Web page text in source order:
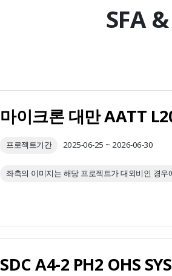
SFA
마이크론 대만 AATT
프로젝트기간 2025-06-25 ~ 2026-06-30
좌측의 이미지는 해당 프로젝트가 대외비인 경
SDC A4-2 PH2 OHS